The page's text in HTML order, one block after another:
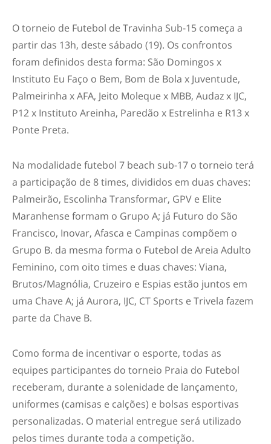
O torneio de Futebol de Travinha Sub-15 começa a
partir das 13h, deste sábado (19). Os confrontos
foram definidos desta forma: São Domingos x
Instituto Eu Faço o Bem, Bom de Bola x Juventude,
Palmeirinha x AFA, Jeito Moleque x MBB, Audaz x IJC,
P12 x Instituto Areinha, Paredão x Estrelinha e R13 x
Ponte Preta.
Na modalidade futebol 7 beach sub-17 o torneio terá
a participação de 8 times, divididos em duas chaves:
Palmeirão, Escolinha‎ Transformar, GPV e Elite‎
Maranhense formam o Grupo A; já Futuro‎ do‎ São‎
Francisco, Inovar, Afasca e Campinas compõem o
Grupo B. da mesma forma o Futebol de Areia Adulto
Feminino, com oito times e duas chaves: Viana,
Brutos/Magnólia‎, Cruzeiro e Espias estão juntos em
uma Chave A; já Aurora, IJC, CT‎ Sports e Trivela fazem
parte da Chave B.
Como forma de incentivar o esporte, todas as
equipes participantes do torneio Praia do Futebol
receberam, durante a solenidade de lançamento,
uniformes (camisas e calções) e bolsas esportivas
personalizadas. O material entregue será utilizado
pelos times durante toda a competição.